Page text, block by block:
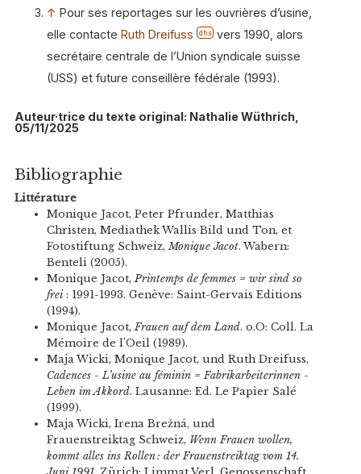
↑ Pour ses reportages sur les ouvrières d’usine,
elle contacte Ruth Dreifuss dhs
vers 1990, alors
secrétaire centrale de l’Union syndicale suisse
(USS) et future conseillère fédérale (1993).
Auteur·trice du texte original: Nathalie Wüthrich,
05/11/2025
Bibliographie
Littérature
Monique Jacot, Peter Pfrunder, Matthias
Christen, Mediathek Wallis Bild und Ton, et
Fotostiftung Schweiz, Monique Jacot. Wabern:
Benteli (2005).
Monique Jacot, Printemps de femmes = wir sind so
frei: 1991-1993. Genève: Saint-Gervais Editions
(1994).
Monique Jacot, Frauen auf dem Land. o.O: Coll. La
Mémoire de l’Oeil (1989).
Maja Wicki, Monique Jacot, und Ruth Dreifuss,
Cadences - L’usine au féminin = Fabrikarbeiterinnen -
Leben im Akkord. Lausanne: Ed. Le Papier Salé
(1999).
Maja Wicki, Irena Brežná, und
Frauenstreiktag Schweiz, Wenn Frauen wollen,
kommt alles ins Rollen : der Frauenstreiktag vom 14.